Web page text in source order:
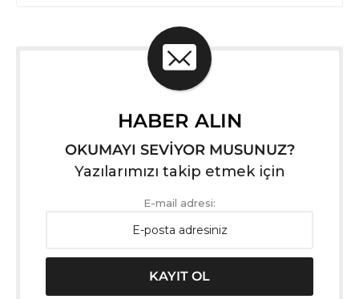
HABER ALIN
OKUMAYI SEVİYOR MUSUNUZ?
Yazılarımızı takip etmek için
E-mail adresi: